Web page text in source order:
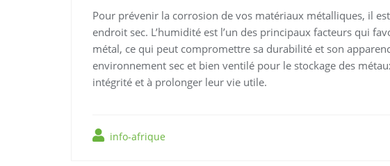
Pour prévenir la corrosion de vos matériaux métalliques, il
endroit sec. L’humidité est l’un des principaux facteurs qui
métal, ce qui peut compromettre sa durabilité et son
environnement sec et bien ventilé pour le stockage des
intégrité et à prolonger leur vie utile.
info-afrique